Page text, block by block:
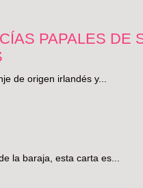
PAPALES DE
de origen irlandés y...
la baraja, esta carta es...